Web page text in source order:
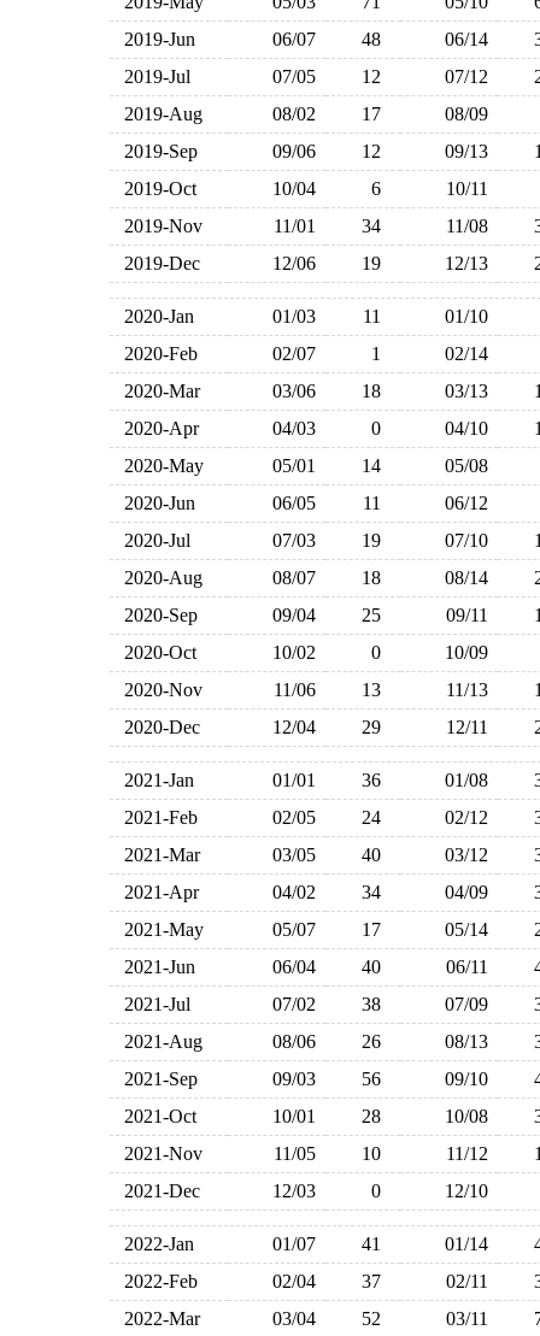
2019-Jun
06/07 48 06/14
2019-Jul
07/05 12 07/12
2019-Aug
08/02 17
08/09
2019-Sep
09/06 12 09/13
2019-Oct
10/04 6
10/11
2019-Nov
11/01 34 11/08
2019-Dec
12/06 19 12/13
2020-Jan 01/03 11
01/10
2020-Feb
02/07 1
02/14
2020-Mar
03/06 18 03/13
2020-Apr
04/03 0 04/10
2020-May
05/01 14
05/08
2020-Jun
06/05 11
06/12
2020-Jul
07/03 19 07/10
2020-Aug
08/07 18 08/14
2020-Sep
09/04 25 09/11
2020-Oct
10/02 0
10/09
2020-Nov
11/06 13 11/13
2020-Dec
12/04 29 12/11
2021-Jan 01/01 36 01/08
2021-Feb
02/05 24 02/12
2021-Mar
03/05 40 03/12
2021-Apr
04/02 34 04/09
2021-May
05/07 17 05/14
2021-Jun
06/04 40 06/11
2021-Jul
07/02 38 07/09
2021-Aug
08/06 26 08/13
2021-Sep
09/03 56 09/10
2021-Oct
10/01 28 10/08
2021-Nov
11/05 10 11/12
2021-Dec
12/03 0 12/10
2022-Jan 01/07 41 01/14
2022-Feb
02/04 37 02/11
2022-Mar
03/04 52 03/11